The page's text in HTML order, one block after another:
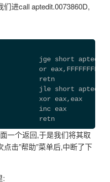
进call aptedit.0073860D,
jge short
or eax,FFFFFFFF
retn
jle short
xor eax,eax
inc eax
retn
一个返回,于是我们将其取
击”帮助”菜单后,中断了下
: